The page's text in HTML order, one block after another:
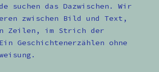
suchen das Dazwischen. Wir
zwischen Bild und Text,
Zeilen, im Strich der
Geschichtenerzählen ohne